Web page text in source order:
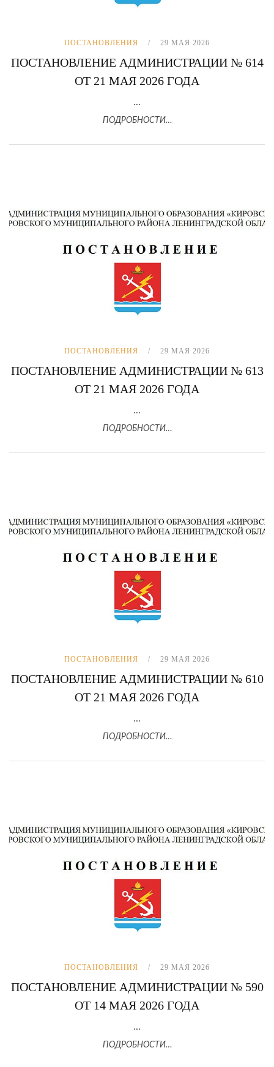
ПОСТАНОВЛЕНИЯ 29 МАЯ 2026
ПОСТАНОВЛЕНИЕ АДМИНИСТРАЦИИ № 614
ОТ 21 МАЯ 2026 ГОДА
...
ПОДРОБНОСТИ…
ПОСТАНОВЛЕНИЯ 29 МАЯ 2026
ПОСТАНОВЛЕНИЕ АДМИНИСТРАЦИИ № 613
ОТ 21 МАЯ 2026 ГОДА
...
ПОДРОБНОСТИ…
ПОСТАНОВЛЕНИЯ 29 МАЯ 2026
ПОСТАНОВЛЕНИЕ АДМИНИСТРАЦИИ № 610
ОТ 21 МАЯ 2026 ГОДА
...
ПОДРОБНОСТИ…
ПОСТАНОВЛЕНИЯ 29 МАЯ 2026
ПОСТАНОВЛЕНИЕ АДМИНИСТРАЦИИ № 590
ОТ 14 МАЯ 2026 ГОДА
...
ПОДРОБНОСТИ…